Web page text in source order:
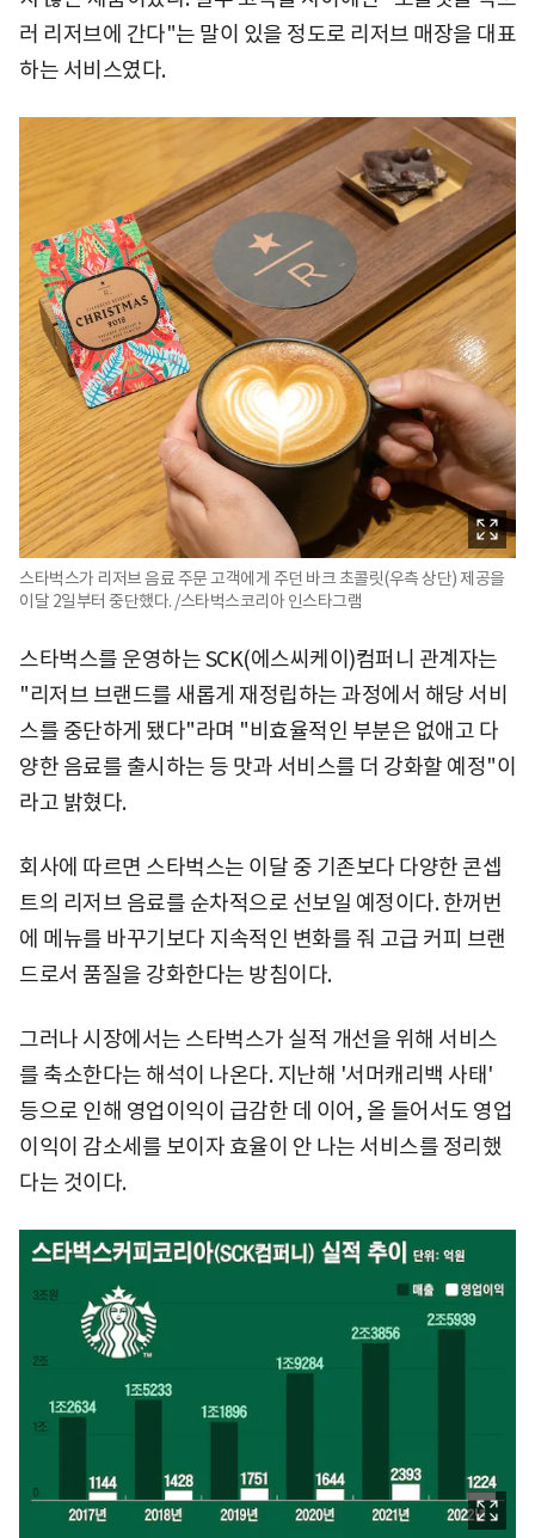
러 리저브에 간다"는 말이 있을 정도로 리저브 매장을 대표
하는 서비스였다.
스타벅스가 리저브 음료 주문 고객에게 주던 바크 초콜릿(우측 상단) 제공을
이달 2일부터 중단했다. /스타벅스코리아 인스타그램
스타벅스를 운영하는 SCK(에스씨케이)컴퍼니 관계자는
"리저브 브랜드를 새롭게 재정립하는 과정에서 해당 서비
스를 중단하게 됐다"라며 "비효율적인 부분은 없애고 다
양한 음료를 출시하는 등 맛과 서비스를 더 강화할 예정"이
라고 밝혔다.
회사에 따르면 스타벅스는 이달 중 기존보다 다양한 콘셉
트의 리저브 음료를 순차적으로 선보일 예정이다. 한꺼번
에 메뉴를 바꾸기보다 지속적인 변화를 줘 고급 커피 브랜
드로서 품질을 강화한다는 방침이다.
그러나 시장에서는 스타벅스가 실적 개선을 위해 서비스
를 축소한다는 해석이 나온다. 지난해 '서머캐리백 사태'
등으로 인해 영업이익이 급감한 데 이어, 올 들어서도 영업
이익이 감소세를 보이자 효율이 안 나는 서비스를 정리했
다는 것이다.